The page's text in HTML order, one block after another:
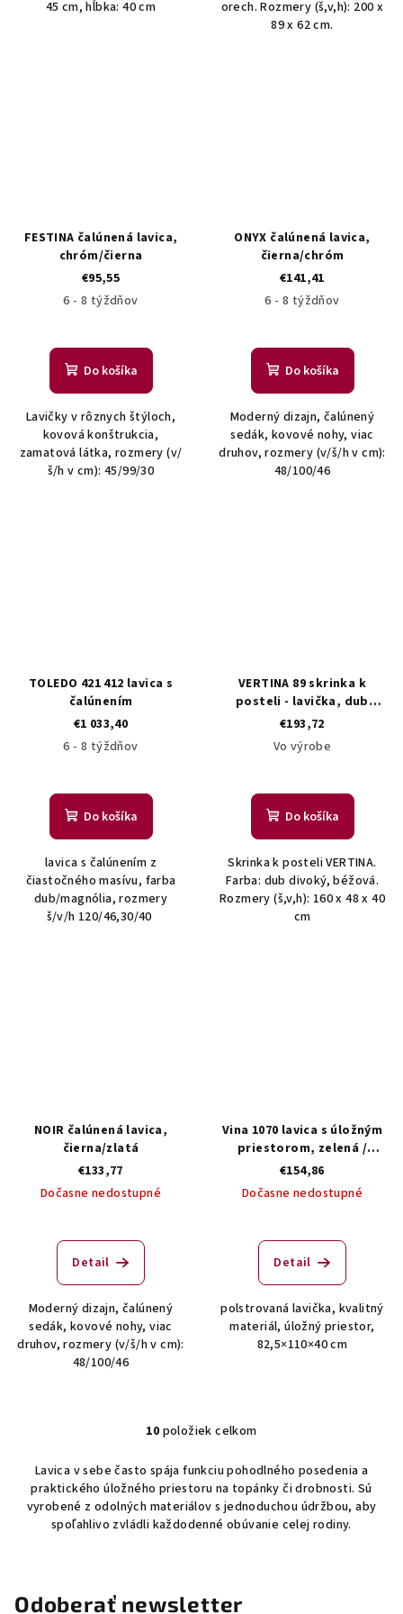
45 cm, hĺbka: 40 cm
orech. Rozmery (š,v,h): 200 x
89 x 62 cm.
FESTINA čalúnená lavica,
chróm/čierna
€95,55
6 - 8 týždňov
Do košíka
Lavičky v rôznych štýloch,
kovová konštrukcia,
zamatová látka, rozmery (v/
š/h v cm): 45/99/30
ONYX čalúnená lavica,
čierna/chróm
€141,41
6 - 8 týždňov
Do košíka
Moderný dizajn, čalúnený
sedák, kovové nohy, viac
druhov, rozmery (v/š/h v cm):
48/100/46
TOLEDO 421 412 lavica s
čalúnením
€1 033,40
6 - 8 týždňov
Do košíka
lavica s čalúnením z
čiastočného masívu, farba
dub/magnólia, rozmery
š/v/h 120/46,30/40
VERTINA 89 skrinka k
posteli - lavička, dub
divoký / béžová
€193,72
Vo výrobe
Do košíka
Skrinka k posteli VERTINA.
Farba: dub divoký, béžová.
Rozmery (š,v,h): 160 x 48 x 40
cm
NOIR čalúnená lavica,
čierna/zlatá
€133,77
Dočasne nedostupné
Detail
Moderný dizajn, čalúnený
sedák, kovové nohy, viac
druhov, rozmery (v/š/h v cm):
48/100/46
Vina 1070 lavica s úložným
priestorom, zelená /
borovica Atlanti
€154,86
Dočasne nedostupné
Detail
polstrovaná lavička, kvalitný
materiál, úložný priestor,
82,5×110×40 cm
O
v
l
á
d
e
10 položiek celkom
Lavica v sebe často spája funkciu pohodlného posedenia a
praktického úložného priestoru na topánky či drobnosti. Sú
vyrobené z odolných materiálov s jednoduchou údržbou, aby
spoľahlivo zvládli každodenné obúvanie celej rodiny.
Odoberať newsletter